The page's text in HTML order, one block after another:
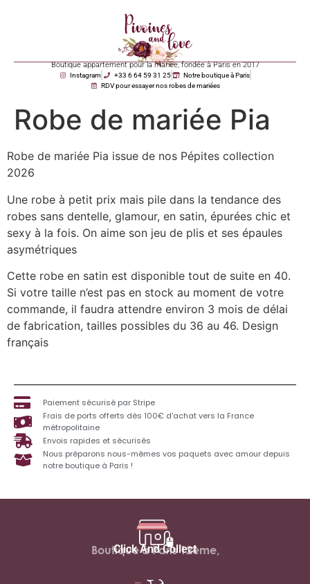
Boutique appartement pour la mariée, fondée à Paris en 2017
Instagram +33 6 64 59 31 25
Notre boutique à Paris
RDV pour essayer nos robes de mariées
Robe de mariée Pia
Robe de mariée Pia issue de nos Pépites collection
2026
Une robe à petit prix mais pile dans la tendance des
robes sans dentelle, glamour, en satin, épurées chic et
sexy à la fois. On aime son jeu de plis et ses épaules
asymétriques
Cette robe en satin est disponible tout de suite en 40.
Si votre taille n’est pas en stock au moment de votre
commande, il faudra attendre environ 3 mois de délai
de fabrication, tailles possibles du 36 au 46. Design
français
Paiement sécurisé par Stripe
Frais de ports offerts dès 100€ d'achat vers la France
métropolitaine
Envois rapides et sécurisés
Nous préparons nous-mêmes vos paquets avec amour depuis
notre boutique à Paris !
Click And Collect
Boutique à Paris 12ème,